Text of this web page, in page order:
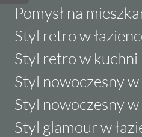
Pomysł na
Styl retro w
Styl retro w kuchni
Styl nowoczesny w
Styl nowoczesny
Styl glamour w